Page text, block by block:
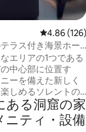
レビュー
4.86 (126)
ラス付き海景ホー
エリアの1つである
中心部に位置す
ーを備えた新しく
しめるソレントの
やご友人のグルー
フロントの家は、
泊でき、キングサイ
ある洞窟の
ニティ・設備